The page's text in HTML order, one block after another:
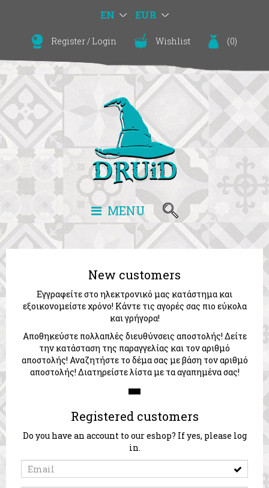
EN EUR
Register/ Login Wishlist (0)
MENU
New customers
Εγγραφείτε στο ηλεκτρονικό μας κατάστημα και
εξοικονομείστε χρόνο! Κάντε τις αγορές σας πιο εύκολα
και γρήγορα!
Αποθηκεύστε πολλαπλές διευθύνσεις αποστολής! Δείτε
την κατάσταση της παραγγελίας και τον αριθμό
αποστολής! Αναζητήστε το δέμα σας με βάση τον αριθμό
αποστολής! Διατηρείστε λίστα με τα αγαπημένα σας!
Registered customers
Do you have an account to our eshop? If yes, please log
in.